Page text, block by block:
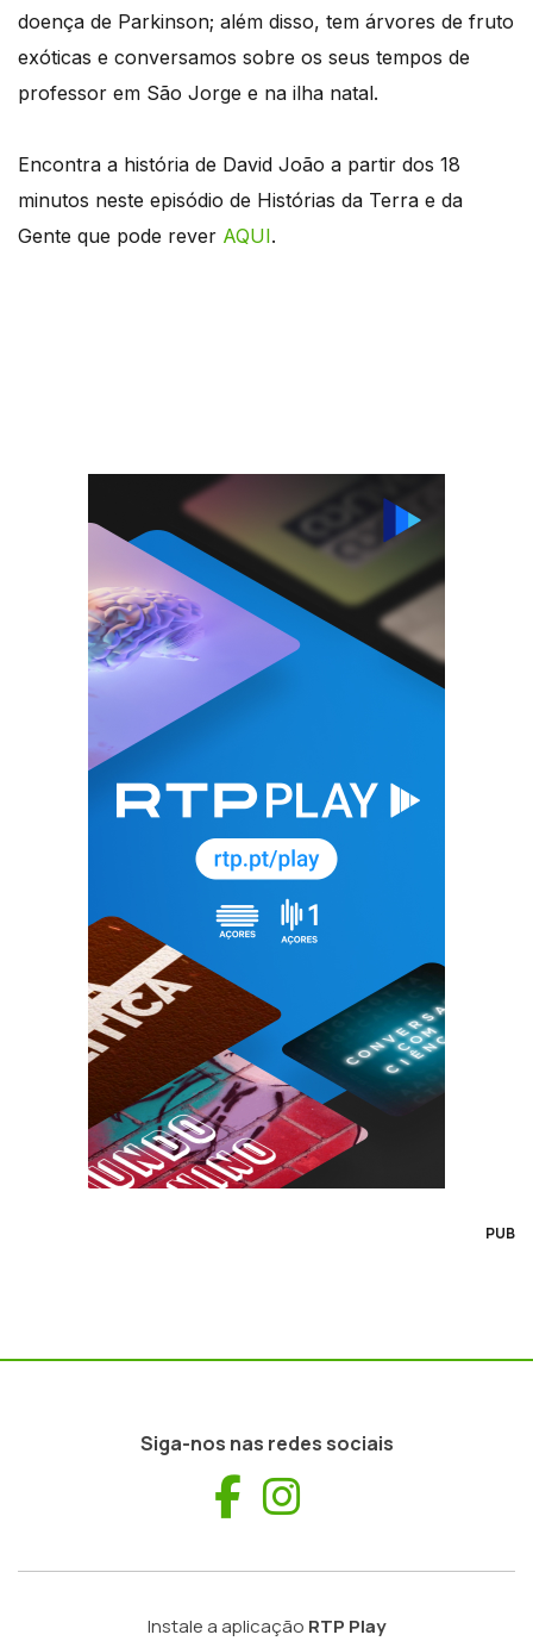
doença de Parkinson; além disso, tem árvores de fruto
exóticas e conversamos sobre os seus tempos de
professor em São Jorge e na ilha natal.
Encontra a história de David João a partir dos 18
minutos neste episódio de Histórias da Terra e da
Gente que pode rever AQUI.
PUB
Siga-nos nas redes sociais
Facebook
Instale a aplicação RTP Play